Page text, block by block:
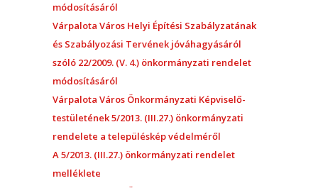
módosításáról
Várpalota Város Helyi Építési Szabályzatának
és Szabályozási Tervének jóváhagyásáról
szóló 22/2009. (V. 4.) önkormányzati rendelet
módosításáról
Várpalota Város Önkormányzati Képviselő-
testületének 5/2013. (III.27.) önkormányzati
rendelete a településkép védelméről
A 5/2013. (III.27.) önkormányzati rendelet
melléklete